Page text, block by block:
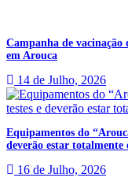
Campanha de vacinação
em Arouca
14 de Julho, 2026
Equipamentos do
deverão estar
16 de Julho, 2026